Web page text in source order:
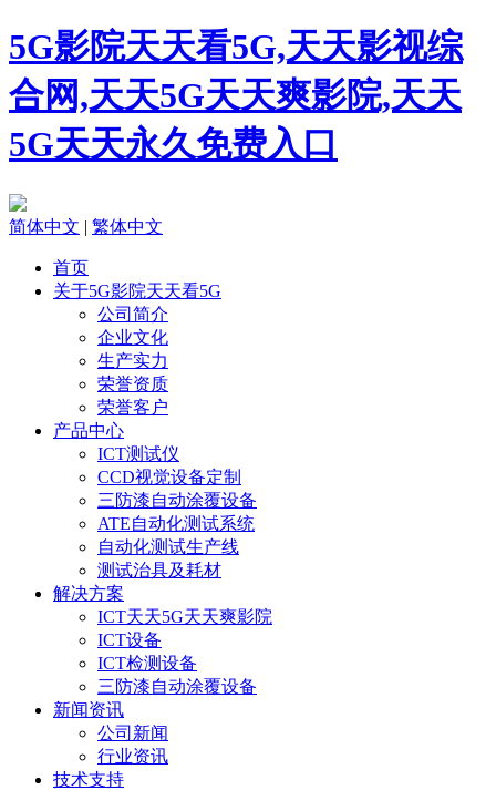
5G影院天天看5G,天天影视综
合网,天天5G天天爽影院,天天
5G天天永久免费入口
简体中文 | 繁体中文
首页
关于5G影院天天看5G
公司简介
企业文化
生产实力
荣誉资质
荣誉客户
产品中心
ICT测试仪
CCD视觉设备定制
三防漆自动涂覆设备
ATE自动化测试系统
自动化测试生产线
测试治具及耗材
解决方案
ICT天天5G天天爽影院
ICT设备
ICT检测设备
三防漆自动涂覆设备
新闻资讯
公司新闻
行业资讯
技术支持